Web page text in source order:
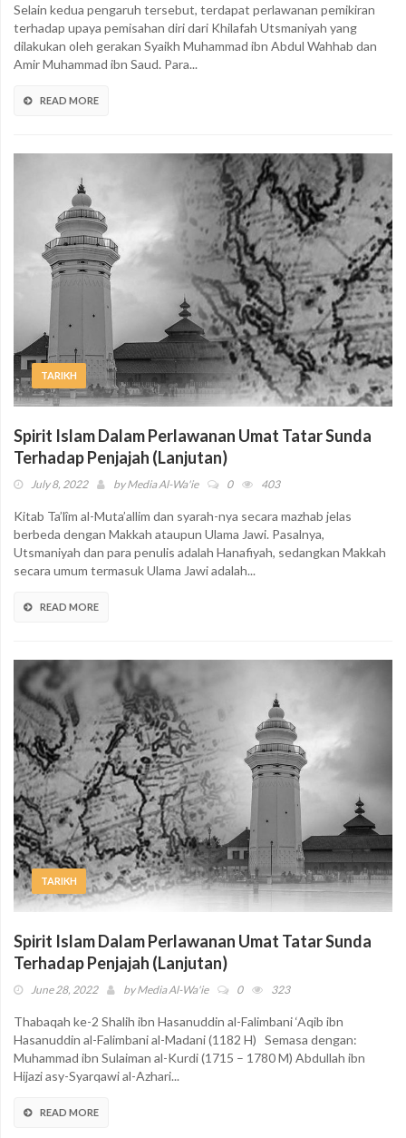
Selain kedua pengaruh tersebut, terdapat perlawanan pemikiran
terhadap upaya pemisahan diri dari Khilafah Utsmaniyah yang
dilakukan oleh gerakan Syaikh Muhammad ibn Abdul Wahhab dan
Amir Muhammad ibn Saud. Para...
READ MORE
TARIKH
Spirit Islam Dalam Perlawanan Umat Tatar Sunda
Terhadap Penjajah (Lanjutan)
July 8, 2022 byMedia Al-Wa'ie 0 403
Kitab Ta’lîm al-Muta’allim dan syarah-nya secara mazhab jelas
berbeda dengan Makkah ataupun Ulama Jawi. Pasalnya,
Utsmaniyah dan para penulis adalah Hanafiyah, sedangkan Makkah
secara umum termasuk Ulama Jawi adalah...
READ MORE
TARIKH
Spirit Islam Dalam Perlawanan Umat Tatar Sunda
Terhadap Penjajah (Lanjutan)
June 28, 2022 byMedia Al-Wa'ie 0 323
Thabaqah ke-2 Shalih ibn Hasanuddin al-Falimbani ‘Aqib ibn
Hasanuddin al-Falimbani al-Madani (1182 H) Semasa dengan:
Muhammad ibn Sulaiman al-Kurdi (1715 – 1780 M) Abdullah ibn
Hijazi asy-Syarqawi al-Azhari...
READ MORE